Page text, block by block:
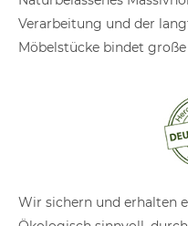
Verarbeitung und der
Möbelstücke bindet große
Wir sichern und erhalten